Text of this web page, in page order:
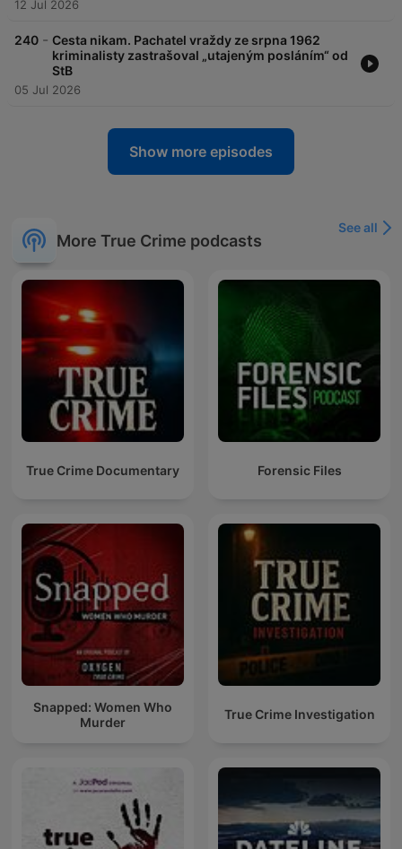
12 Jul 2026
240 - Cesta nikam. Pachatel vraždy ze srpna 1962
kriminalisty zastrašoval „utajeným posláním“ od
StB
05 Jul 2026
Show more episodes
More True Crime podcasts
See all
True Crime Documentary Forensic Files
Snapped: Women Who
Murder
True Crime Investigation